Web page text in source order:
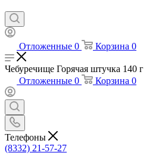
Отложенные 0 Корзина 0
Чебуречище Горячая штучка 140 г
Отложенные 0 Корзина 0
Телефоны
(8332) 21-57-27